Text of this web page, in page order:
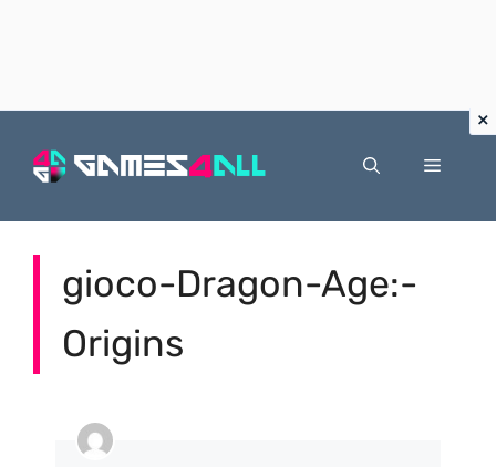
Menu
gioco-Dragon-Age:-
Origins